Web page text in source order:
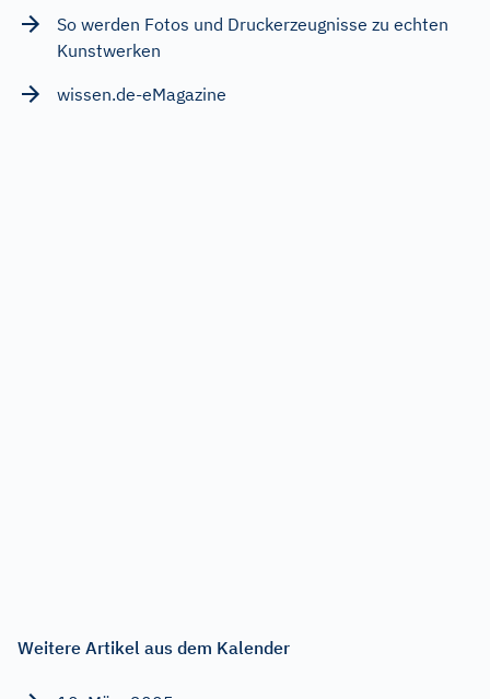
So werden Fotos und Druckerzeugnisse zu echten
Kunstwerken
wissen.de-eMagazine
Weitere Artikel aus dem Kalender